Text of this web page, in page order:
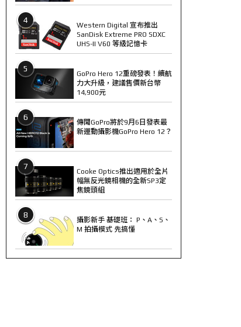
4
Western Digital 宣布推出
SanDisk Extreme PRO SDXC
UHS-II V60 等級記憶卡
5
GoPro Hero 12重磅發表！續航
力大升級，建議售價新台幣
14,900元
6
傳聞GoPro將於9月6日發表最
新運動攝影機GoPro Hero 12？
7
Cooke Optics推出適用於全片
幅無反光鏡相機的全新SP3定
焦鏡頭組
8
攝影新手 基礎班： P、A、S、
M 拍攝模式 先搞懂